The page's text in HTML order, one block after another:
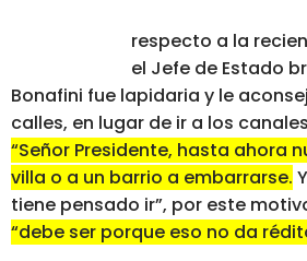
respecto a la
el Jefe de Estado
Bonafini fue lapidaria y le
calles, en lugar de ir a los
“Señor Presidente, hasta ahora
villa o a un barrio a embarrarse.
tiene pensado ir”, por este
“debe ser porque eso no da